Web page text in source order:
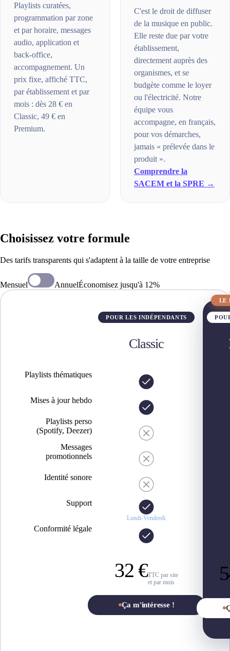
Playlists curatées,
programmation par zone
et par horaire, messages
audio, application et
back-office,
accompagnement. Un
prix fixe, affiché TTC,
par établissement et par
mois : dès 28 € en
Classic, 49 € en
Premium.
C'est le droit de diffuser
de la musique en public.
Elle reste due par votre
établissement,
directement auprès des
organismes, et se
budgète comme le loyer
ou l'électricité. Notre
équipe vous
accompagne, en français,
pour vos démarches,
jamais « prélevée dans le
produit ».
Comprendre la
SACEM et la SPRE →
Choisissez votre formule
Des tarifs transparents qui s'adaptent à la taille de votre entreprise
Mensuel AnnuelÉconomisez jusqu'à 12%
Playlists thématiques
Mises à jour hebdo
Playlists perso
(Spotify, Deezer)
Messages
promotionnels
Identité sonore
Support
Conformité légale
POUR LES INDÉPENDANTS
Classic
Lundi-Vendredi
32 €TTC par site
et par mois
Ça m'intéresse !
LE